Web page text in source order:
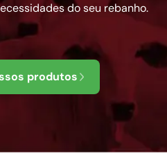
do seu rebanho.
produtos